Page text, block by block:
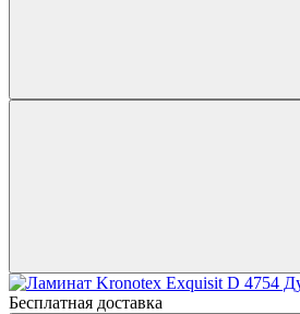
Бесплатная доставка